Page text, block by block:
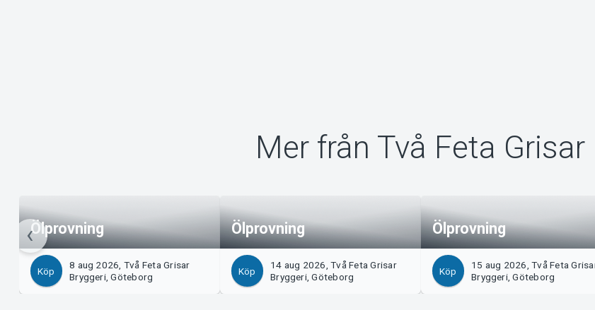
Mer från Två Feta Grisar
Ölprovning
Köp
8 aug 2026, Två Feta Grisar
Bryggeri, Göteborg
Ölprovning
Köp
14 aug 2026, Två Feta Grisar
Bryggeri, Göteborg
Ölprovning
Köp
15 aug 2026, Två Feta
Bryggeri, Göteborg